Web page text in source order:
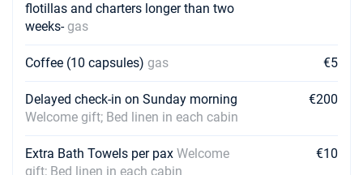
flotillas and charters longer than two
weeks- gas
Coffee (10 capsules) gas €5
Delayed check-in on Sunday morning
Welcome gift; Bed linen in each cabin
€200
Extra Bath Towels per pax Welcome
gift; Bed linen in each cabin
€10